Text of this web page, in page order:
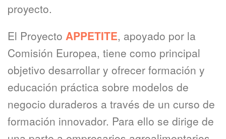
proyecto.
El Proyecto APPETITE, apoyado por la
Comisión Europea, tiene como principal
objetivo desarrollar y ofrecer formación y
educación práctica sobre modelos de
negocio duraderos a través de un curso de
formación innovador. Para ello se dirige de